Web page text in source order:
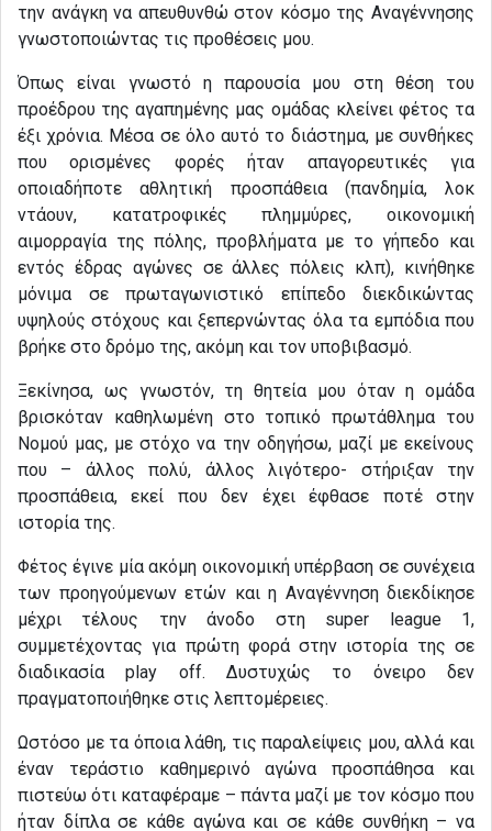
την ανάγκη να απευθυνθώ στον κόσμο της Αναγέννησης
γνωστοποιώντας τις προθέσεις μου.
Όπως είναι γνωστό η παρουσία μου στη θέση του
προέδρου της αγαπημένης μας ομάδας κλείνει φέτος τα
έξι χρόνια. Μέσα σε όλο αυτό το διάστημα, με συνθήκες
που ορισμένες φορές ήταν απαγορευτικές για
οποιαδήποτε αθλητική προσπάθεια (πανδημία, λοκ
ντάουν, κατατροφικές πλημμύρες, οικονομική
αιμορραγία της πόλης, προβλήματα με το γήπεδο και
εντός έδρας αγώνες σε άλλες πόλεις κλπ), κινήθηκε
μόνιμα σε πρωταγωνιστικό επίπεδο διεκδικώντας
υψηλούς στόχους και ξεπερνώντας όλα τα εμπόδια που
βρήκε στο δρόμο της, ακόμη και τον υποβιβασμό.
Ξεκίνησα, ως γνωστόν, τη θητεία μου όταν η ομάδα
βρισκόταν καθηλωμένη στο τοπικό πρωτάθλημα του
Νομού μας, με στόχο να την οδηγήσω, μαζί με εκείνους
που – άλλος πολύ, άλλος λιγότερο- στήριξαν την
προσπάθεια, εκεί που δεν έχει έφθασε ποτέ στην
ιστορία της.
Φέτος έγινε μία ακόμη οικονομική υπέρβαση σε συνέχεια
των προηγούμενων ετών και η Αναγέννηση διεκδίκησε
μέχρι τέλους την άνοδο στη super league 1,
συμμετέχοντας για πρώτη φορά στην ιστορία της σε
διαδικασία play off. Δυστυχώς το όνειρο δεν
πραγματοποιήθηκε στις λεπτομέρειες.
Ωστόσο με τα όποια λάθη, τις παραλείψεις μου, αλλά και
έναν τεράστιο καθημερινό αγώνα προσπάθησα και
πιστεύω ότι καταφέραμε – πάντα μαζί με τον κόσμο που
ήταν δίπλα σε κάθε αγώνα και σε κάθε συνθήκη – να